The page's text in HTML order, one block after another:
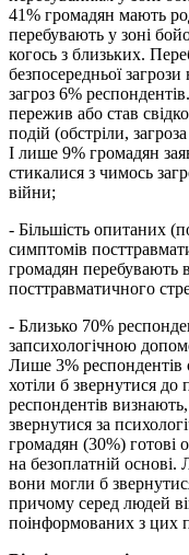
41% громадян мають
перебувають у зоні
когось з близьких.
безпосередньої
загроз 6%
пережив або став
подій (обстріли,
І лише 9% громадян
стикалися з чимось
війни;
- Більшість опитаних
симптомів
громадян перебувають
посттравматичного
- Близько 70%
запсихологічною
Лише 3% респондентів
хотіли б звернутися
респондентів
звернутися за
громадян (30%) готові
на безоплатній
вони могли б
причому серед людей
поінформованих з цих